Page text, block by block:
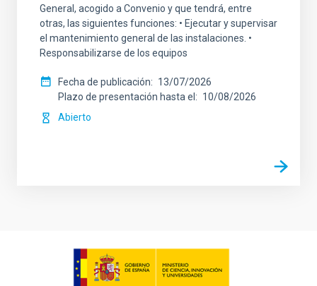
General, acogido a Convenio y que tendrá, entre
otras, las siguientes funciones: • Ejecutar y supervisar
el mantenimiento general de las instalaciones. •
Responsabilizarse de los equipos
Fecha de publicación
13/07/2026
Plazo de presentación hasta el
10/08/2026
Abierto